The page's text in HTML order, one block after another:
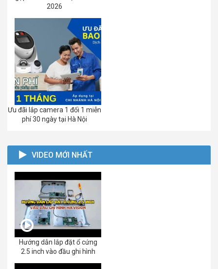
2026
Ưu đãi lắp camera 1 đổi 1 miễn
phí 30 ngày tại Hà Nội
VIDEO MỚI NHẤT
Hướng dẫn lắp đặt ổ cứng
2.5 inch vào đầu ghi hình